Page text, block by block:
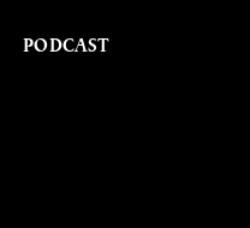
PODCAST